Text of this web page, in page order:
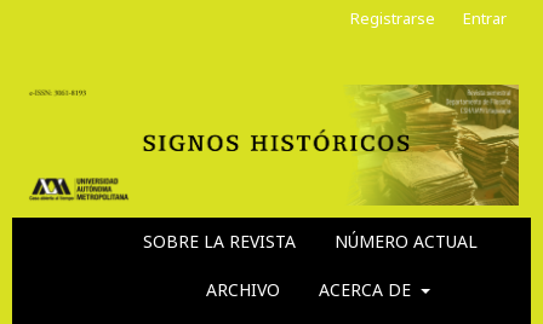
SOBRE LA REVISTA NÚMERO ACTUAL
ARCHIVO ACERCA DE
Registrarse Entrar